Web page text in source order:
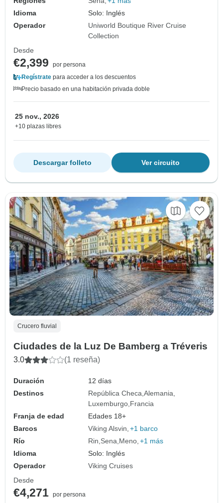
Idioma
Solo: Inglés
Operador
Uniworld Boutique River Cruise
Collection
Desde
€2,399
por persona
Regístrate para acceder a los descuentos
Precio basado en una habitación privada doble
25 nov., 2026
+10 plazas libres
Ver circuito
Descargar folleto
Crucero fluvial
Ciudades de la Luz De Bamberg a Tréveris
3.0 (1 reseña)
Duración
12 días
Destinos
República Checa Alemania
Luxemburgo Francia
Franja de edad
Edades 18+
Barcos
Viking Alsvin +1 barco
Río
Rin Sena Meno +1 más
Idioma
Solo: Inglés
Operador
Viking Cruises
Desde
€4,271 por persona